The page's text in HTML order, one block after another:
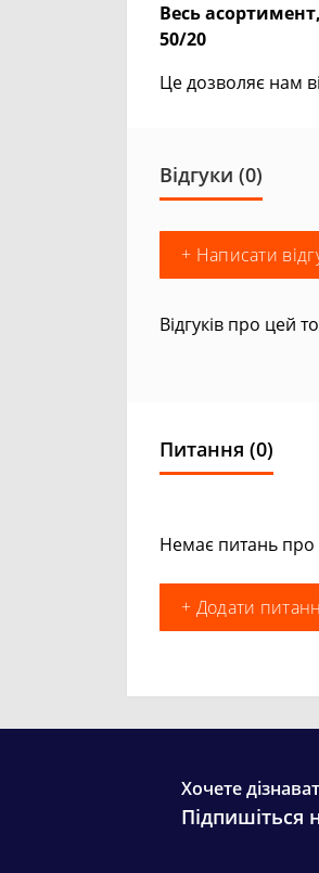
Весь
50/20
Це дозволяє нам
Відгуки (0)
+ Написати
Відгуків про цей
Питання (0)
Немає питань про
+ Додати
Хочете
Підпишіться